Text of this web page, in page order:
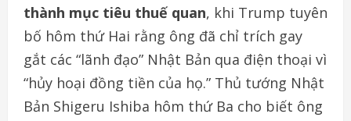
thành mục tiêu thuế quan, khi Trump tuyên
bố hôm thứ Hai rằng ông đã chỉ trích gay
gắt các “lãnh đạo” Nhật Bản qua điện thoại vì
“hủy hoại đồng tiền của họ.” Thủ tướng Nhật
Bản Shigeru Ishiba hôm thứ Ba cho biết ông